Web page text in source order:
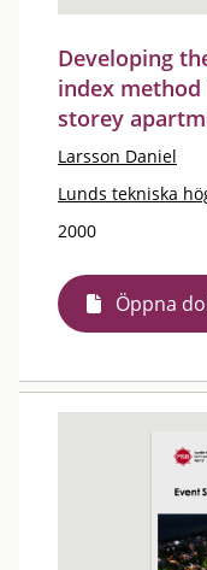
Developing
index
storey
Larsson Daniel
Lunds tekniska
2000
Öppna